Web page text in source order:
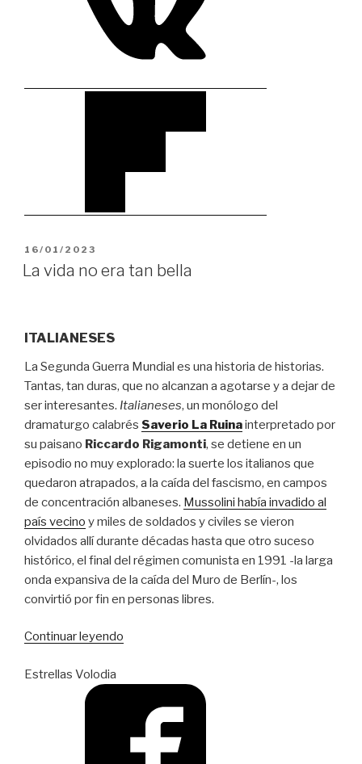
PUBLICADO
EL
16/01/2023
La vida no era tan bella
ITALIANESES
La Segunda Guerra Mundial es una historia de historias.
Tantas, tan duras, que no alcanzan a agotarse y a dejar de
ser interesantes. Italianeses, un monólogo del
dramaturgo calabrés Saverio La Ruinainterpretado por
su paisano Riccardo Rigamonti, se detiene en un
episodio no muy explorado: la suerte los italianos que
quedaron atrapados, a la caída del fascismo, en campos
de concentración albaneses. Mussolini había invadido al
país vecino y miles de soldados y civiles se vieron
olvidados allí durante décadas hasta que otro suceso
histórico, el final del régimen comunista en 1991 -la larga
onda expansiva de la caída del Muro de Berlín-, los
convirtió por fin en personas libres.
Continuar leyendo
Estrellas Volodia